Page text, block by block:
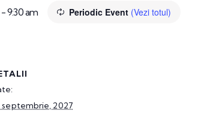
9:30 am Periodic Event (Vezi totul)
septembrie, 2027